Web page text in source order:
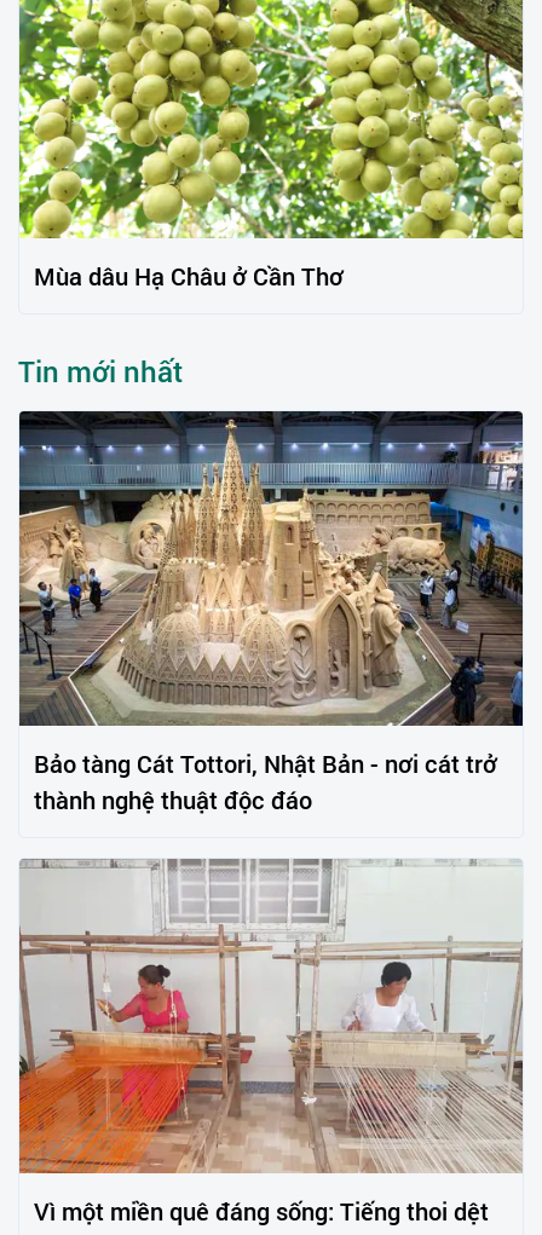
Mùa dâu Hạ Châu ở Cần Thơ
Tin mới nhất
Bảo tàng Cát Tottori, Nhật Bản - nơi cát trở
thành nghệ thuật độc đáo
Vì một miền quê đáng sống: Tiếng thoi dệt